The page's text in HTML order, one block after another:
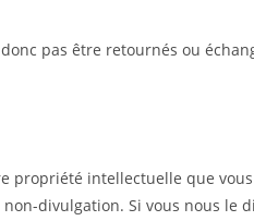
pas être retournés ou
propriété intellectuelle que
divulgation. Si vous nous le